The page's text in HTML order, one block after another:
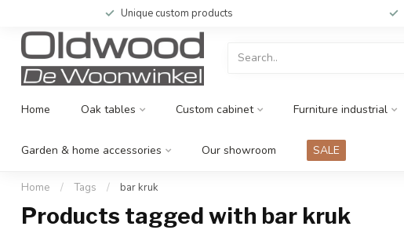
Unique custom products
Home Oak tables Custom cabinet Furniture industrial
Garden & home accessories Our showroom SALE
Home / Tags / bar kruk
Products tagged with bar kruk